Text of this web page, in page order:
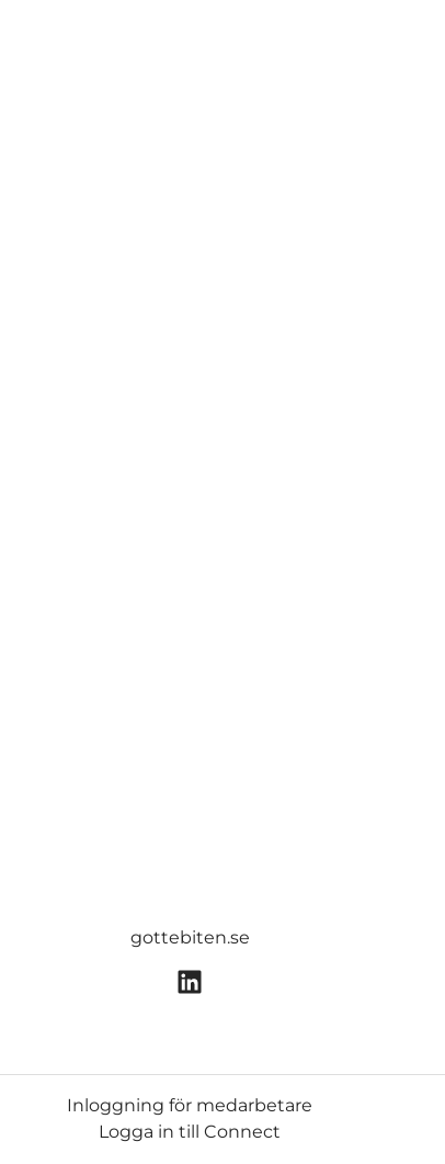
gottebiten.se
Inloggning för medarbetare
Logga in till Connect